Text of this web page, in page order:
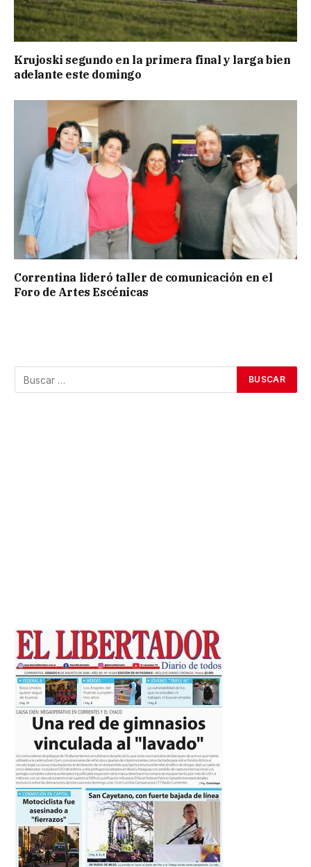
Krujoski segundo en la primera final y larga bien
adelante este domingo
Correntina lideró taller de comunicación en el
Foro de Artes Escénicas